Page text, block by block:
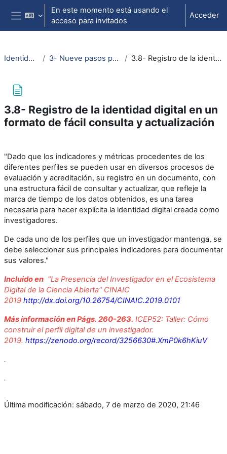
Salta al contenido principal
Panel lateral
En este momento está usando el
acceso para invitados
Acceder
Identidad Digital Investigador 3- Nueve pasos para crear tu identidad digital como investigador 3.8- Registro de la identidad digital en un formato de fácil consulta y actualización
3.8- Registro de la identidad digital en un
formato de fácil consulta y actualización
"Dado que los indicadores y métricas procedentes de los
diferentes perfiles se pueden usar en diversos procesos de
evaluación y acreditación, su registro en un documento, con
una estructura fácil de consultar y actualizar, que refleje la
marca de tiempo de los datos obtenidos, es una tarea
necesaria para hacer explícita la identidad digital creada como
investigadores.
De cada uno de los perfiles que un investigador mantenga, se
debe seleccionar sus principales indicadores para documentar
sus valores."
Incluido en "La Presencia del Investigador en el Ecosistema
Digital de la Ciencia Abierta" CINAIC
2019 http://dx.doi.org/10.26754/CINAIC.2019.0101
Más información en Págs. 260-263. ICEP52: Taller: Cómo
construir el perfil digital de un investigador.
2019. https://zenodo.org/record/3256630#.XmP0k6hKiuV
.
.
Última modificación: sábado, 7 de marzo de 2020, 21:46